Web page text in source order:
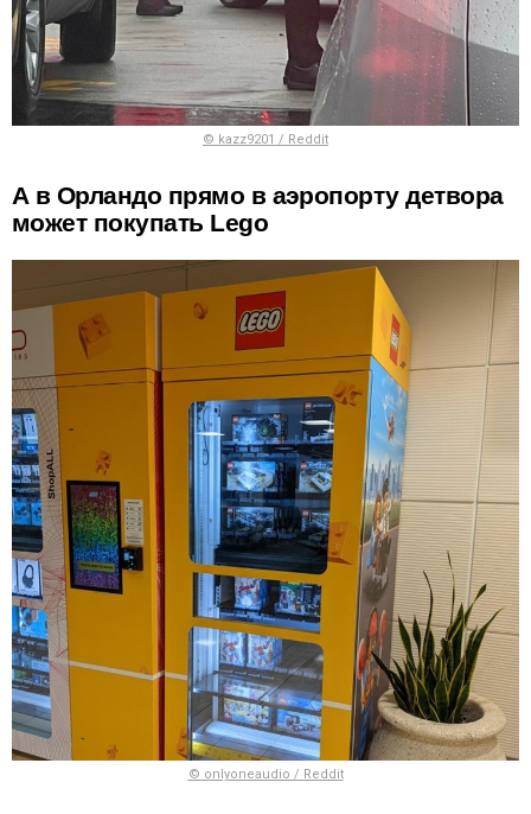
© kazz9201 / Reddit
А в Орландо прямо в аэропорту детвора
может покупать Lego
© onlyoneaudio / Reddit